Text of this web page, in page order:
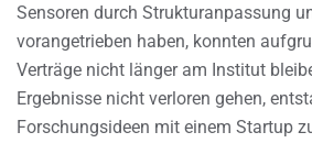
Sensoren durch Strukturanpassung
vorangetrieben haben, konnten
Verträge nicht länger am Institut
Ergebnisse nicht verloren gehen,
Forschungsideen mit einem Startup